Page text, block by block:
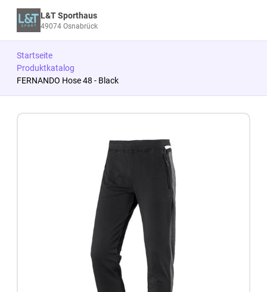
L&T Sporthaus
49074 Osnabrück
Startseite
Produktkatalog
FERNANDO Hose 48 - Black